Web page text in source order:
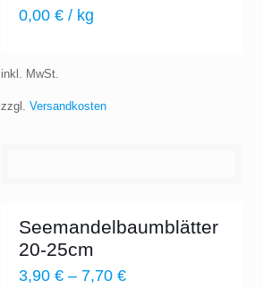
0,00 €/ kg
inkl. MwSt.
zzgl. Versandkosten
Seemandelbaumblätter
20-25cm
3,90 €– 7,70 €